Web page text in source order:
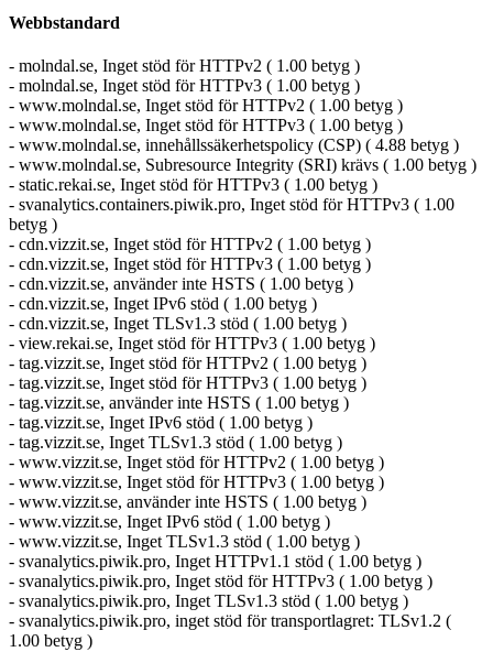
Webbstandard
- molndal.se, Inget stöd för HTTPv2 ( 1.00 betyg )
- molndal.se, Inget stöd för HTTPv3 ( 1.00 betyg )
- www.molndal.se, Inget stöd för HTTPv2 ( 1.00 betyg )
- www.molndal.se, Inget stöd för HTTPv3 ( 1.00 betyg )
- www.molndal.se, innehållssäkerhetspolicy (CSP) ( 4.88 betyg )
- www.molndal.se, Subresource Integrity (SRI) krävs ( 1.00 betyg )
- static.rekai.se, Inget stöd för HTTPv3 ( 1.00 betyg )
- svanalytics.containers.piwik.pro, Inget stöd för HTTPv3 ( 1.00
betyg )
- cdn.vizzit.se, Inget stöd för HTTPv2 ( 1.00 betyg )
- cdn.vizzit.se, Inget stöd för HTTPv3 ( 1.00 betyg )
- cdn.vizzit.se, använder inte HSTS ( 1.00 betyg )
- cdn.vizzit.se, Inget IPv6 stöd ( 1.00 betyg )
- cdn.vizzit.se, Inget TLSv1.3 stöd ( 1.00 betyg )
- view.rekai.se, Inget stöd för HTTPv3 ( 1.00 betyg )
- tag.vizzit.se, Inget stöd för HTTPv2 ( 1.00 betyg )
- tag.vizzit.se, Inget stöd för HTTPv3 ( 1.00 betyg )
- tag.vizzit.se, använder inte HSTS ( 1.00 betyg )
- tag.vizzit.se, Inget IPv6 stöd ( 1.00 betyg )
- tag.vizzit.se, Inget TLSv1.3 stöd ( 1.00 betyg )
- www.vizzit.se, Inget stöd för HTTPv2 ( 1.00 betyg )
- www.vizzit.se, Inget stöd för HTTPv3 ( 1.00 betyg )
- www.vizzit.se, använder inte HSTS ( 1.00 betyg )
- www.vizzit.se, Inget IPv6 stöd ( 1.00 betyg )
- www.vizzit.se, Inget TLSv1.3 stöd ( 1.00 betyg )
- svanalytics.piwik.pro, Inget HTTPv1.1 stöd ( 1.00 betyg )
- svanalytics.piwik.pro, Inget stöd för HTTPv3 ( 1.00 betyg )
- svanalytics.piwik.pro, Inget TLSv1.3 stöd ( 1.00 betyg )
- svanalytics.piwik.pro, inget stöd för transportlagret: TLSv1.2 (
1.00 betyg )